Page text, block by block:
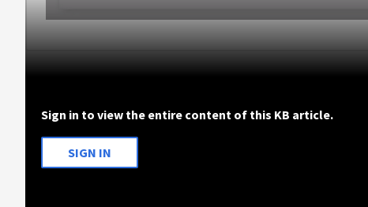
Sign in to view the entire content of this KB article.
SIGN IN